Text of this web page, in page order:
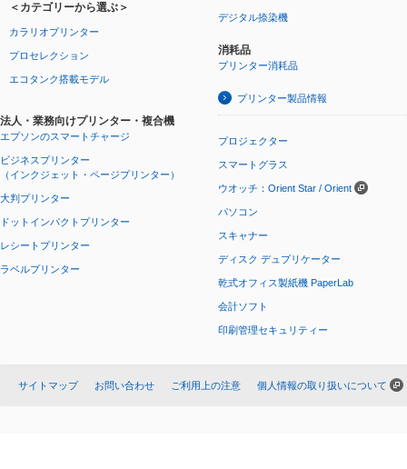
＜カテゴリーから選ぶ＞
カラリオプリンター
プロセレクション
エコタンク搭載モデル
法人・業務向けプリンター・複合機
エプソンのスマートチャージ
ビジネスプリンター
（インクジェット・ページプリンター）
大判プリンター
ドットインパクトプリンター
レシートプリンター
ラベルプリンター
デジタル捺染機
消耗品
プリンター消耗品
プリンター製品情報
プロジェクター
スマートグラス
ウオッチ：Orient Star / Orient
パソコン
スキャナー
ディスク デュプリケーター
乾式オフィス製紙機 PaperLab
会計ソフト
印刷管理セキュリティー
サイトマップ お問い合わせ ご利用上の注意 個人情報の取り扱いについて